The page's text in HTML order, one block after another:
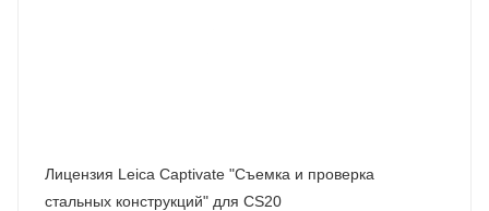
Лицензия Leica Captivate "Cъемка и проверка
стальных конструкций" для CS20